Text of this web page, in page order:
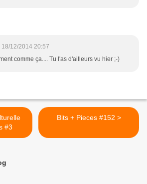
18/12/2014 20:57
comme ça.... Tu l'as d'ailleurs vu hier ;-)
#3
Bits + Pieces #152 >